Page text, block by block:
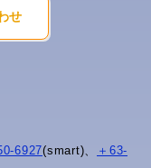
せ
6927(smart)、
＋63-